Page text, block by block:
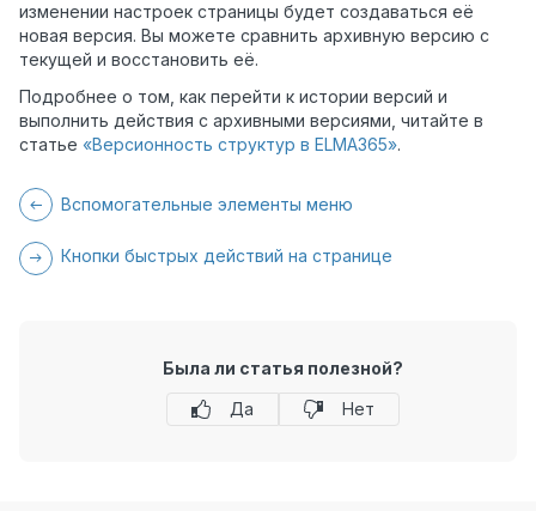
изменении настроек страницы будет создаваться её
новая версия. Вы можете сравнить архивную версию с
текущей и восстановить её.
Подробнее о том, как перейти к истории версий и
выполнить действия с архивными версиями, читайте в
статье «Версионность структур в ELMA365».
Вспомогательные элементы меню
Кнопки быстрых действий на странице
Была ли статья полезной?
Да
Нет